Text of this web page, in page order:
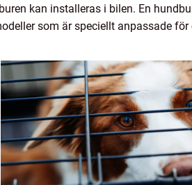
kan installeras i bilen. En
som är speciellt anpassade